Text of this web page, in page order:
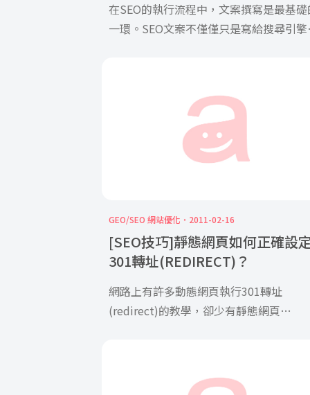
在SEO的執行流程中，文案撰寫是最基
一環。SEO文案不僅僅只是寫給搜尋引擎
GEO/SEO 網站優化 2011-02-16
[SEO技巧]靜態網頁如何正確設
301轉址(REDIRECT)？
網路上有許多動態網頁執行301轉址
(redirect)的教學，卻少有靜態網頁